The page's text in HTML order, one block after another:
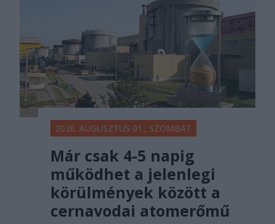
2026. AUGUSZTUS 01., SZOMBAT
Már csak 4-5 napig
működhet a jelenlegi
körülmények között a
cernavodai atomerőmű